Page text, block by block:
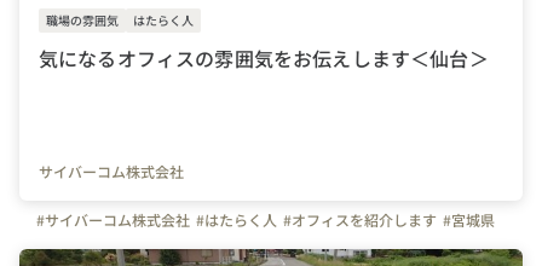
職場の雰囲気 はたらく人
気になるオフィスの雰囲気をお伝えします＜仙台＞
サイバーコム株式会社
#サイバーコム株式会社 #はたらく人 #オフィスを紹介します #宮城県